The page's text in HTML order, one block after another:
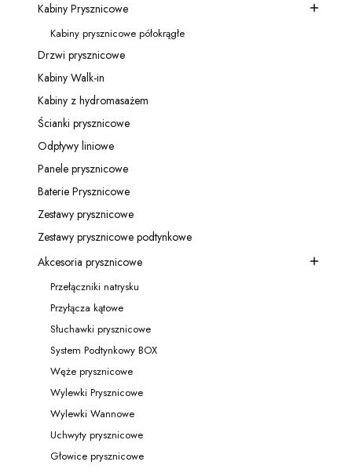
Kategoria - Kabiny Prysznicowe
Kabiny Prysznicowe
Kategoria - Kabiny prysznicowe półokrągłe
Kabiny prysznicowe półokrągłe
Kategoria - Drzwi prysznicowe
Drzwi prysznicowe
Kategoria - Kabiny Walk-in
Kabiny Walk-in
Kategoria - Kabiny z hydromasażem
Kabiny z hydromasażem
Kategoria - Ścianki prysznicowe
Ścianki prysznicowe
Kategoria - Odpływy liniowe
Odpływy liniowe
Kategoria - Panele prysznicowe
Panele prysznicowe
Kategoria - Baterie Prysznicowe
Baterie Prysznicowe
Kategoria - Zestawy prysznicowe
Zestawy prysznicowe
Kategoria - Zestawy prysznicowe podtynkowe
Zestawy prysznicowe podtynkowe
Kategoria - Akcesoria prysznicowe
Akcesoria prysznicowe
Kategoria - Przełączniki natrysku
Przełączniki natrysku
Kategoria - Przyłącza kątowe
Przyłącza kątowe
Kategoria - Słuchawki prysznicowe
Słuchawki prysznicowe
Kategoria - System Podtynkowy BOX
System Podtynkowy BOX
Kategoria - Węże prysznicowe
Węże prysznicowe
Kategoria - Wylewki Prysznicowe
Wylewki Prysznicowe
Kategoria - Wylewki Wannowe
Wylewki Wannowe
Kategoria - Uchwyty prysznicowe
Uchwyty prysznicowe
Kategoria - Głowice prysznicowe
Głowice prysznicowe